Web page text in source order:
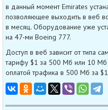
в данный момент Emirates
позволяющее выходить в веб
в месяц. Оборудование уже
на 47-ми Boeing 777.
Доступ в веб зависит от типа
тарифу $1 за 500 Мб или 10
оплатой трафика в 500 Мб за